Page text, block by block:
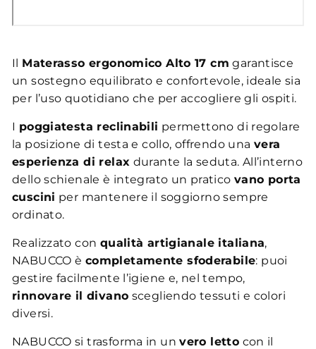
Il Materasso ergonomico Alto 17 cm garantisce
un sostegno equilibrato e confortevole, ideale sia
per l’uso quotidiano che per accogliere gli ospiti.
I poggiatesta reclinabili permettono di regolare
la posizione di testa e collo, offrendo una vera
esperienza di relax durante la seduta. All’interno
dello schienale è integrato un pratico vano porta
cuscini per mantenere il soggiorno sempre
ordinato.
Realizzato con qualità artigianale italiana,
NABUCCO è completamente sfoderabile: puoi
gestire facilmente l’igiene e, nel tempo,
rinnovare il divano scegliendo tessuti e colori
diversi.
NABUCCO si trasforma in unvero letto con il